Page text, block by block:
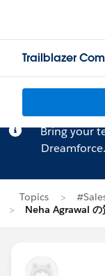
Trailblazer
Bring your
Dreamforce.
Topics
Neha Agrawal の